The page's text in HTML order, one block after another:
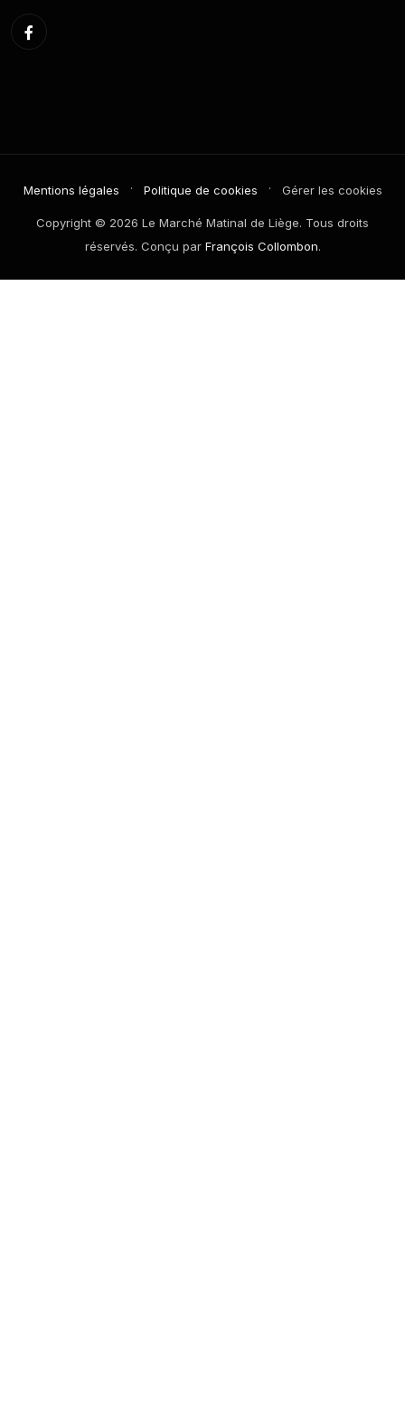
Mentions légales · Politique de cookies · Gérer les cookies
Copyright © 2026 Le Marché Matinal de Liège. Tous droits
réservés. Conçu par François Collombon.